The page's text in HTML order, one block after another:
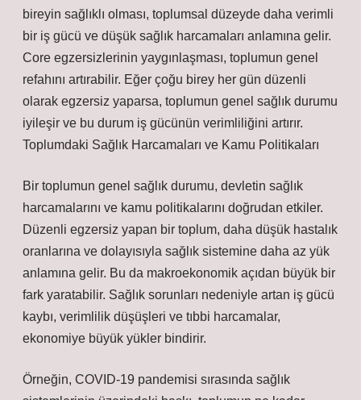
bireyin sağlıklı olması, toplumsal düzeyde daha verimli
bir iş gücü ve düşük sağlık harcamaları anlamına gelir.
Core egzersizlerinin yaygınlaşması, toplumun genel
refahını artırabilir. Eğer çoğu birey her gün düzenli
olarak egzersiz yaparsa, toplumun genel sağlık durumu
iyileşir ve bu durum iş gücünün verimliliğini artırır.
Toplumdaki Sağlık Harcamaları ve Kamu Politikaları
Bir toplumun genel sağlık durumu, devletin sağlık
harcamalarını ve kamu politikalarını doğrudan etkiler.
Düzenli egzersiz yapan bir toplum, daha düşük hastalık
oranlarına ve dolayısıyla sağlık sistemine daha az yük
anlamına gelir. Bu da makroekonomik açıdan büyük bir
fark yaratabilir. Sağlık sorunları nedeniyle artan iş gücü
kaybı, verimlilik düşüşleri ve tıbbi harcamalar,
ekonomiye büyük yükler bindirir.
Örneğin, COVID-19 pandemisi sırasında sağlık